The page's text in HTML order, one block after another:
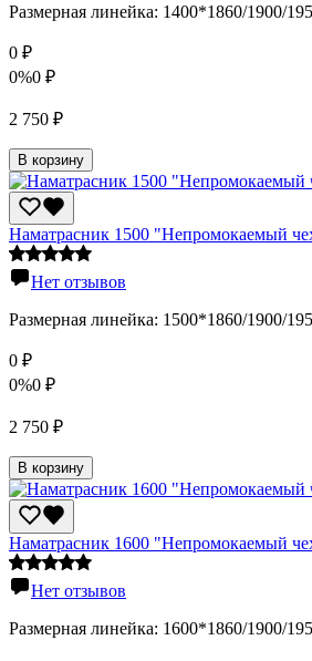
Размерная линейка: 1400*1860/1900/
0 ₽
0%0 ₽
2 750 ₽
В корзину
Наматрасник 1500 "Непромокаемый
Нет отзывов
Размерная линейка: 1500*1860/1900/
0 ₽
0%0 ₽
2 750 ₽
В корзину
Наматрасник 1600 "Непромокаемый
Нет отзывов
Размерная линейка: 1600*1860/1900/